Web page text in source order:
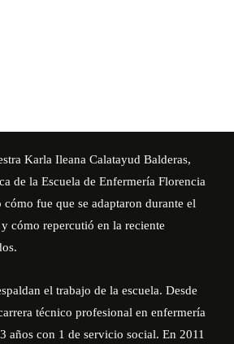
Karla Ileana Calatayud Balderas,
de la Escuela de Enfermería Florencia
fue que se adaptaron durante el
cómo repercutió en la reciente
el trabajo de la escuela. Desde
técnico profesional en enfermería
años con 1 de servicio social. En 2011